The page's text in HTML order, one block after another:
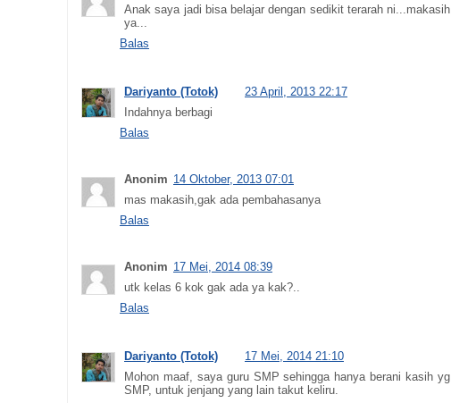
Anak saya jadi bisa belajar dengan sedikit terarah ni...makasih
ya...
Balas
Dariyanto (Totok)
23 April, 2013 22:17
Indahnya berbagi
Balas
Anonim 14 Oktober, 2013 07:01
mas makasih,gak ada pembahasanya
Balas
Anonim 17 Mei, 2014 08:39
utk kelas 6 kok gak ada ya kak?..
Balas
Dariyanto (Totok)
17 Mei, 2014 21:10
Mohon maaf, saya guru SMP sehingga hanya berani kasih yg
SMP, untuk jenjang yang lain takut keliru.